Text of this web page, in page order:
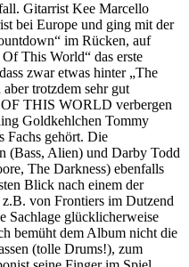
Gitarrist Kee Marcello
bei Europe und ging mit der
im Rücken, auf
This World“ das erste
zwar etwas hinter „The
trotzdem sehr gut
THIS WORLD verbergen
Goldkehlchen Tommy
Fachs gehört. Die
(Bass, Alien) und Darby Todd
The Darkness) ebenfalls
Blick nach einem der
von Frontiers im Dutzend
Sachlage glücklicherweise
bemüht dem Album nicht die
(tolle Drums!), zum